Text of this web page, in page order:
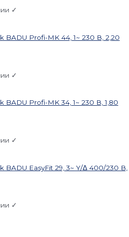
✓
BADU Profi-MK 44, 1~ 230 В, 2,20
✓
BADU Profi-MK 34, 1~ 230 В, 1,80
✓
BADU EasyFit 29, 3~ Y/∆ 400/230 В,
✓